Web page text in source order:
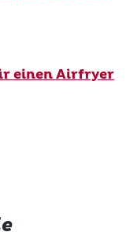
einen Airfryer